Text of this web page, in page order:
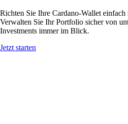
Richten Sie Ihre Cardano-Wallet
Verwalten Sie Ihr Portfolio sicher von
Investments immer im Blick.
Jetzt starten